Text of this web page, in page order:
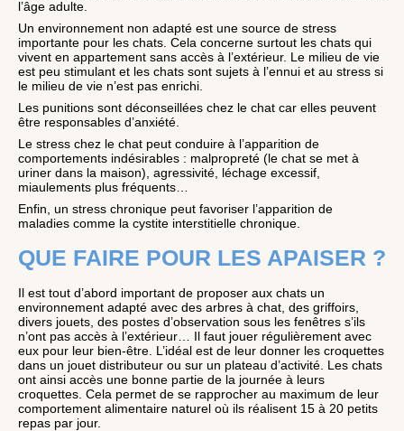
l’âge adulte.
Un environnement non adapté est une source de stress
importante pour les chats. Cela concerne surtout les chats qui
vivent en appartement sans accès à l’extérieur. Le milieu de vie
est peu stimulant et les chats sont sujets à l’ennui et au stress si
le milieu de vie n’est pas enrichi.
Les punitions sont déconseillées chez le chat car elles peuvent
être responsables d’anxiété.
Le stress chez le chat peut conduire à l’apparition de
comportements indésirables : malpropreté (le chat se met à
uriner dans la maison), agressivité, léchage excessif,
miaulements plus fréquents…
Enfin, un stress chronique peut favoriser l’apparition de
maladies comme la cystite interstitielle chronique.
QUE FAIRE POUR LES APAISER ?
Il est tout d’abord important de proposer aux chats un
environnement adapté avec des arbres à chat, des griffoirs,
divers jouets, des postes d’observation sous les fenêtres s’ils
n’ont pas accès à l’extérieur… Il faut jouer régulièrement avec
eux pour leur bien-être. L’idéal est de leur donner les croquettes
dans un jouet distributeur ou sur un plateau d’activité. Les chats
ont ainsi accès une bonne partie de la journée à leurs
croquettes. Cela permet de se rapprocher au maximum de leur
comportement alimentaire naturel où ils réalisent 15 à 20 petits
repas par jour.